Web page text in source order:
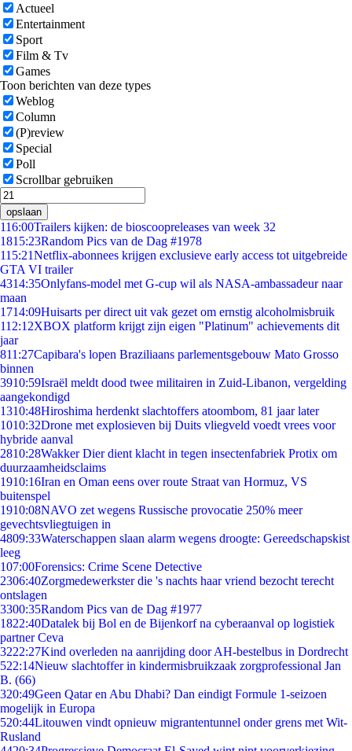
Actueel
Entertainment
Sport
Film & Tv
Games
Toon berichten van deze types
Weblog
Column
(P)review
Special
Poll
Scrollbar gebruiken
opslaan
116:00Trailers kijken: de bioscoopreleases van week 32
1815:23Random Pics van de Dag #1978
115:21Netflix-abonnees krijgen exclusieve early access tot uitgebreide
GTA VI trailer
4314:35Onlyfans-model met G-cup wil als NASA-ambassadeur naar
maan
1714:09Huisarts per direct uit vak gezet om ernstig alcoholmisbruik
112:12XBOX platform krijgt zijn eigen "Platinum" achievements dit
jaar
811:27Capibara's lopen Braziliaans parlementsgebouw Mato Grosso
binnen
3910:59Israël meldt dood twee militairen in Zuid-Libanon, vergelding
aangekondigd
1310:48Hiroshima herdenkt slachtoffers atoombom, 81 jaar later
1010:32Drone met explosieven bij Duits vliegveld voedt vrees voor
hybride aanval
2810:28Wakker Dier dient klacht in tegen insectenfabriek Protix om
duurzaamheidsclaims
1910:16Iran en Oman eens over route Straat van Hormuz, VS
buitenspel
1910:08NAVO zet wegens Russische provocatie 250% meer
gevechtsvliegtuigen in
4809:33Waterschappen slaan alarm wegens droogte: Gereedschapskist
leeg
107:00Forensics: Crime Scene Detective
2306:40Zorgmedewerkster die 's nachts haar vriend bezocht terecht
ontslagen
3300:35Random Pics van de Dag #1977
1822:40Datalek bij Bol en de Bijenkorf na cyberaanval op logistiek
partner Ceva
3222:27Kind overleden na aanrijding door AH-bestelbus in Dordrecht
522:14Nieuw slachtoffer in kindermisbruikzaak zorgprofessional Jan
B. (66)
320:49Geen Qatar en Abu Dhabi? Dan eindigt Formule 1-seizoen
mogelijk in Europa
520:44Litouwen vindt opnieuw migrantentunnel onder grens met Wit-
Rusland